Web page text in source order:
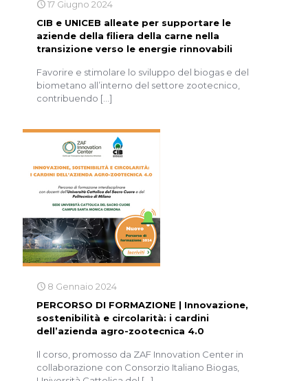
17 Giugno 2024
CIB e UNICEB alleate per supportare le
aziende della filiera della carne nella
transizione verso le energie rinnovabili
Favorire e stimolare lo sviluppo del biogas e del
biometano all’interno del settore zootecnico,
contribuendo […]
8 Gennaio 2024
PERCORSO DI FORMAZIONE | Innovazione,
sostenibilità e circolarità: i cardini
dell’azienda agro-zootecnica 4.0
Il corso, promosso da ZAF Innovation Center in
collaborazione con Consorzio Italiano Biogas,